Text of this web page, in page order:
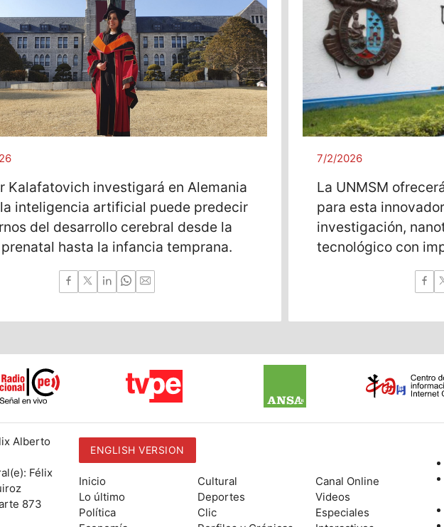
Kalafatovich investigará en Alemania
inteligencia artificial puede predecir
del desarrollo cerebral desde la
hasta la infancia temprana.
7/2/2026
La UNMSM
para esta
investigación,
tecnológico con
Alberto
Félix
873
ENGLISH VERSION
Inicio
Lo último
Política
Cultural
Deportes
Clic
Canal Online
Videos
Especiales